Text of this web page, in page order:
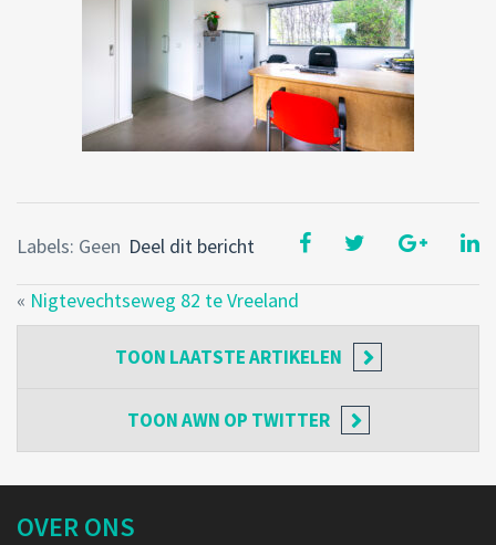
Deel dit bericht
Labels: Geen
« Nigtevechtseweg 82 te Vreeland
TOON LAATSTE ARTIKELEN
TOONAWN OP TWITTER
OVER ONS